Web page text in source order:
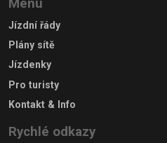
Menu
Jízdní řády
Plány sítě
Jízdenky
Pro turisty
Kontakt & Info
Rychlé odkazy